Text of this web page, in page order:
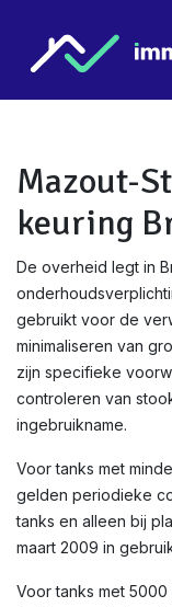
Mazout-
keuring
De overheid legt in
gebruikt voor de
minimaliseren van
zijn specifieke
controleren van
ingebruikname.
Voor tanks met
gelden periodieke
tanks en alleen bij
maart 2009 in
Voor tanks met